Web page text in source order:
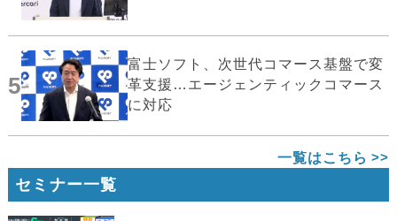
5
富士ソフト、次世代コマース基盤で変
革支援…エージェンティックコマース
に対応
一覧はこちら
セミナー一覧